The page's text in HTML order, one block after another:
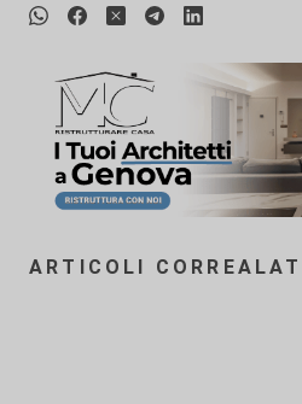
ARTICOLI CORREALATI